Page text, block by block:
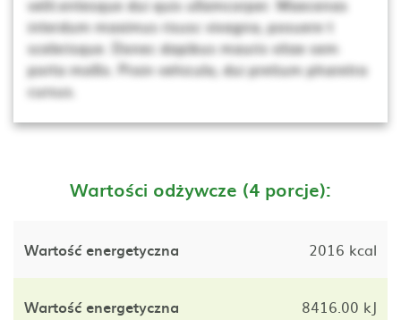
velit.entesque dui quis ullamcorper. Maecenas
interdum maximus risusc vivagna, posuere t
scelerisque. Donec dapibus mauris vitae sem
porta mollis. Proin vehicula, dui pretium pharetra
cursus.
Wartości odżywcze (4 porcje):
Wartość energetyczna 2016 kcal
Wartość energetyczna 8416.00 kJ